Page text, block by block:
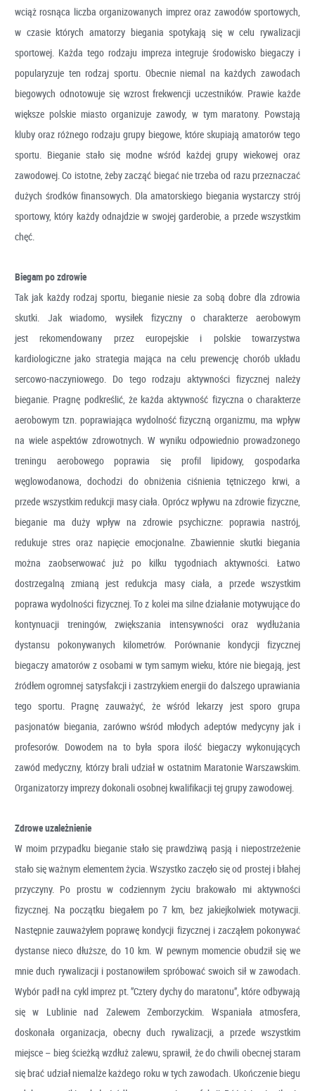
wciąż rosnąca liczba organizowanych imprez oraz zawodów sportowych,
w czasie których amatorzy biegania spotykają się w celu rywalizacji
sportowej. Każda tego rodzaju impreza integruje środowisko biegaczy i
popularyzuje ten rodzaj sportu. Obecnie niemal na każdych zawodach
biegowych odnotowuje się wzrost frekwencji uczestników. Prawie każde
większe polskie miasto organizuje zawody, w tym maratony. Powstają
kluby oraz różnego rodzaju grupy biegowe, które skupiają amatorów tego
sportu. Bieganie stało się modne wśród każdej grupy wiekowej oraz
zawodowej. Co istotne, żeby zacząć biegać nie trzeba od razu przeznaczać
dużych środków finansowych. Dla amatorskiego biegania wystarczy strój
sportowy, który każdy odnajdzie w swojej garderobie, a przede wszystkim
chęć.
Biegam po zdrowie
Tak jak każdy rodzaj sportu, bieganie niesie za sobą dobre dla zdrowia
skutki. Jak wiadomo, wysiłek fizyczny o charakterze aerobowym
jest rekomendowany przez europejskie i polskie towarzystwa
kardiologiczne jako strategia mająca na celu prewencję chorób układu
sercowo-naczyniowego. Do tego rodzaju aktywności fizycznej należy
bieganie. Pragnę podkreślić, że każda aktywność fizyczna o charakterze
aerobowym tzn. poprawiająca wydolność fizyczną organizmu, ma wpływ
na wiele aspektów zdrowotnych. W wyniku odpowiednio prowadzonego
treningu aerobowego poprawia się profil lipidowy, gospodarka
węglowodanowa, dochodzi do obniżenia ciśnienia tętniczego krwi, a
przede wszystkim redukcji masy ciała. Oprócz wpływu na zdrowie fizyczne,
bieganie ma duży wpływ na zdrowie psychiczne: poprawia nastrój,
redukuje stres oraz napięcie emocjonalne. Zbawiennie skutki biegania
można zaobserwować już po kilku tygodniach aktywności. Łatwo
dostrzegalną zmianą jest redukcja masy ciała, a przede wszystkim
poprawa wydolności fizycznej. To z kolei ma silne działanie motywujące do
kontynuacji treningów, zwiększania intensywności oraz wydłużania
dystansu pokonywanych kilometrów. Porównanie kondycji fizycznej
biegaczy amatorów z osobami w tym samym wieku, które nie biegają, jest
źródłem ogromnej satysfakcji i zastrzykiem energii do dalszego uprawiania
tego sportu. Pragnę zauważyć, że wśród lekarzy jest sporo grupa
pasjonatów biegania, zarówno wśród młodych adeptów medycyny jak i
profesorów. Dowodem na to była spora ilość biegaczy wykonujących
zawód medyczny, którzy brali udział w ostatnim Maratonie Warszawskim.
Organizatorzy imprezy dokonali osobnej kwalifikacji tej grupy zawodowej.
Zdrowe uzależnienie
W moim przypadku bieganie stało się prawdziwą pasją i niepostrzeżenie
stało się ważnym elementem życia. Wszystko zaczęło się od prostej i błahej
przyczyny. Po prostu w codziennym życiu brakowało mi aktywności
fizycznej. Na początku biegałem po 7 km, bez jakiejkolwiek motywacji.
Następnie zauważyłem poprawę kondycji fizycznej i zacząłem pokonywać
dystanse nieco dłuższe, do 10 km. W pewnym momencie obudził się we
mnie duch rywalizacji i postanowiłem spróbować swoich sił w zawodach.
Wybór padł na cykl imprez pt. ”Cztery dychy do maratonu”, które odbywają
się w Lublinie nad Zalewem Zemborzyckim. Wspaniała atmosfera,
doskonała organizacja, obecny duch rywalizacji, a przede wszystkim
miejsce – bieg ścieżką wzdłuż zalewu, sprawił, że do chwili obecnej staram
się brać udział niemalże każdego roku w tych zawodach. Ukończenie biegu